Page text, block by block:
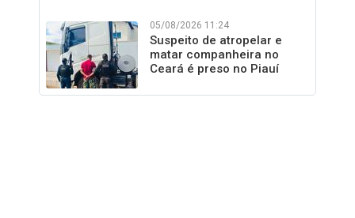
05/08/2026 11:24
Suspeito de atropelar e
matar companheira no
Ceará é preso no Piauí